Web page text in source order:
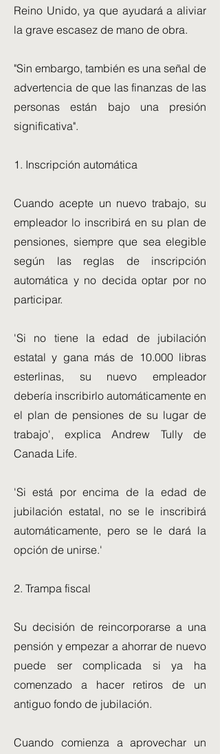
Reino Unido, ya que ayudará a aliviar
la grave escasez de mano de obra.
"Sin embargo, también es una señal de
advertencia de que las finanzas de las
personas están bajo una presión
significativa".
1. Inscripción automática
Cuando acepte un nuevo trabajo, su
empleador lo inscribirá en su plan de
pensiones, siempre que sea elegible
según las reglas de inscripción
automática y no decida optar por no
participar.
'Si no tiene la edad de jubilación
estatal y gana más de 10.000 libras
esterlinas, su nuevo empleador
debería inscribirlo automáticamente en
el plan de pensiones de su lugar de
trabajo', explica Andrew Tully de
Canada Life.
'Si está por encima de la edad de
jubilación estatal, no se le inscribirá
automáticamente, pero se le dará la
opción de unirse.'
2. Trampa fiscal
Su decisión de reincorporarse a una
pensión y empezar a ahorrar de nuevo
puede ser complicada si ya ha
comenzado a hacer retiros de un
antiguo fondo de jubilación.
Cuando comienza a aprovechar un